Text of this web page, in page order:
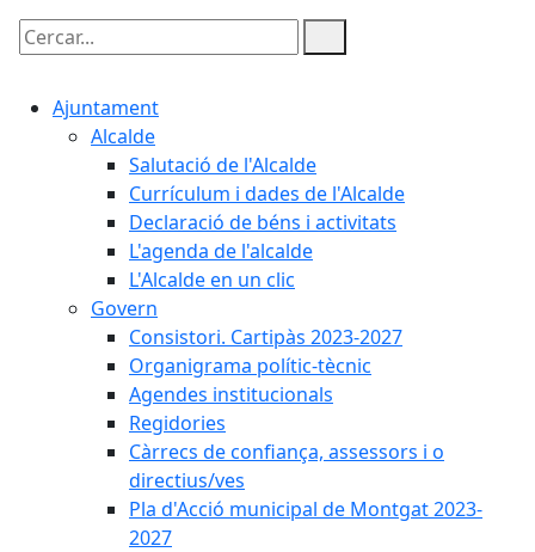
Cercar:
Ajuntament
Alcalde
Salutació de l'Alcalde
Currículum i dades de l'Alcalde
Declaració de béns i activitats
L'agenda de l'alcalde
L'Alcalde en un clic
Govern
Consistori. Cartipàs 2023-2027
Organigrama polític-tècnic
Agendes institucionals
Regidories
Càrrecs de confiança, assessors i o
directius/ves
Pla d'Acció municipal de Montgat 2023-
2027